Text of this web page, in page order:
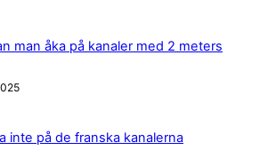
man åka på kanaler med 2 meters
inte på de franska kanalerna